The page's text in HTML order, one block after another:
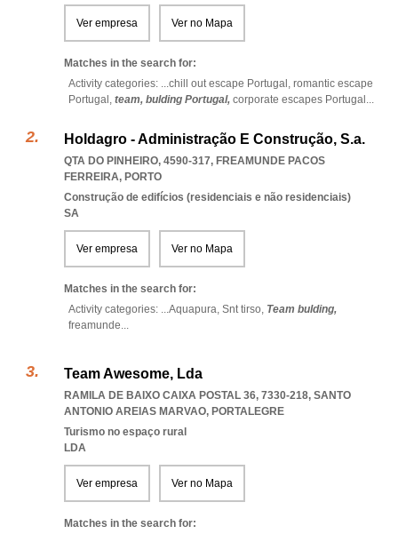
Ver empresa Ver no Mapa
Matches in the search for:
Activity categories: ...chill out escape Portugal, romantic escape
Portugal, team, bulding Portugal, corporate escapes Portugal ...
Holdagro - Administração E Construção, S.a.
QTA DO PINHEIRO, 4590-317, FREAMUNDE PACOS
FERREIRA, PORTO
Construção de edifícios (residenciais e não residenciais)
SA
Ver empresa Ver no Mapa
Matches in the search for:
Activity categories: ...Aquapura, Snt tirso, Team bulding,
freamunde...
Team Awesome, Lda
RAMILA DE BAIXO CAIXA POSTAL 36, 7330-218, SANTO
ANTONIO AREIAS MARVAO, PORTALEGRE
Turismo no espaço rural
LDA
Ver empresa Ver no Mapa
Matches in the search for: